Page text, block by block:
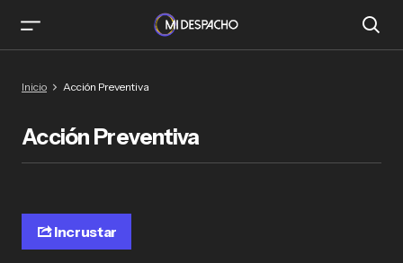
Inicio Acción Preventiva
Acción Preventiva
Incrustar